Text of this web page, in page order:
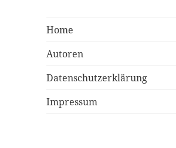
Home
Autoren
Datenschutzerklärung
Impressum